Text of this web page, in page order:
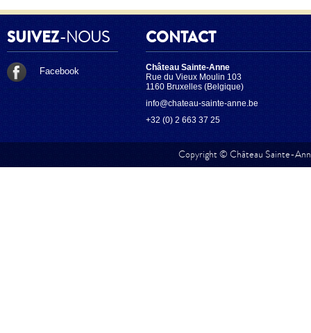
SUIVEZ-NOUS
Facebook
CONTACT
Château Sainte-Anne
Rue du Vieux Moulin 103
1160 Bruxelles (Belgique)
info@chateau-sainte-anne.be
+32 (0) 2 663 37 25
Copyright © Château Sainte-